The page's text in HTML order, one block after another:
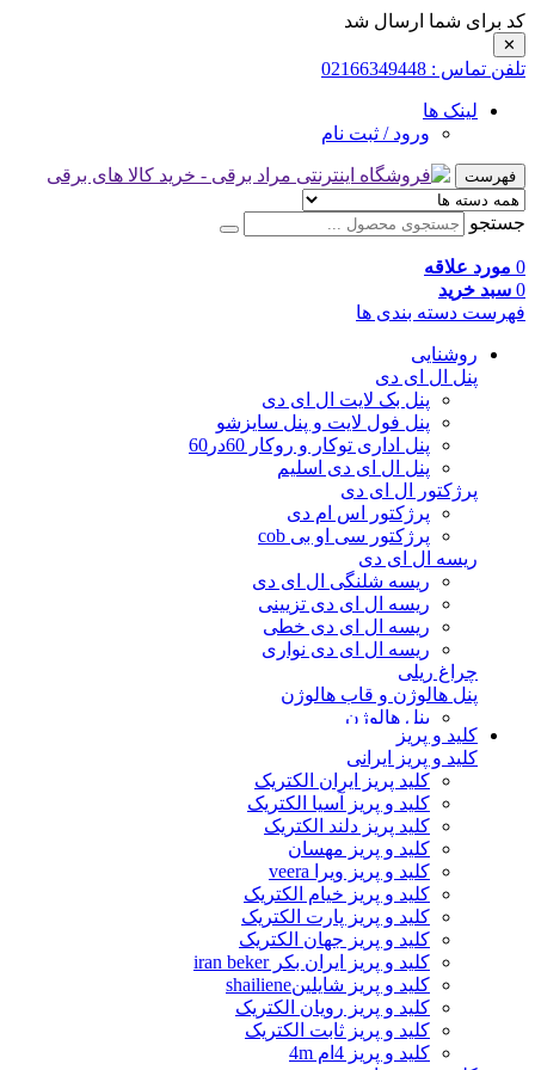
کد برای شما ارسال شد
✕
تلفن تماس : 02166349448
لینک ها
ورود / ثبت نام
فهرست
جستجو
0 مورد علاقه
0 سبد خرید
فهرست دسته بندی ها
روشنایی
پنل ال ای دی
پنل بک لایت ال ای دی
پنل فول لایت و پنل سایزشو
پنل اداری توکار و روکار 60در60
پنل ال ای دی اسلیم
پرژکتور ال ای دی
پرژکتور اس ام دی
پرژکتور سی او بی cob
ریسه ال ای دی
ریسه شلنگی ال ای دی
ریسه ال ای دی تزیینی
ریسه ال ای دی خطی
ریسه ال ای دی نواری
چراغ ریلی
پنل هالوژن و قاب هالوژن
پنل هالوژن
قاب هالوژن
وال واشر و چراغ نما
جت لایت
وال واشر
چراغ دفنی
لامپ ال ای دی
لامپ حبابی ال ای دی
لامپ استوانه ای ال ای دی
لامپ شمعی ال ای دی
لامپ هالوژن ال ای دی
مهتابی ال ای دی و براکت
لامپ گازی
لامپ فیلامنتی و تزیینی
لامپ فلورسنت
لامپ ال ای دی سفینه ای
کلید و پریز
کلید و پریز ایرانی
کلید پریز ایران الکتریک
کلید و پریز آسیا الکتریک
کلید پریز دلند الکتریک
کلید و پریز مهسان
کلید و پریز ویرا veera
کلید و پریز خیام الکتریک
کلید و پریز پارت الکتریک
کلید و پریز جهان الکتریک
کلید و پریز ایران بکر iran beker
کلید و پریز شایلینshailiene
کلید و پریز رویان الکتریک
کلید و پریز ثابت الکتریک
کلید و پریز 4ام 4m